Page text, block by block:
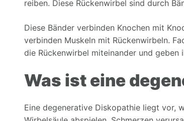
reiben. Diese Rückenwirbel sind durch
Diese Bänder verbinden Knochen mit
verbinden Muskeln mit Rückenwirbeln.
die Rückenwirbel miteinander und geben
Was ist eine
Eine degenerative Diskopathie liegt vor,